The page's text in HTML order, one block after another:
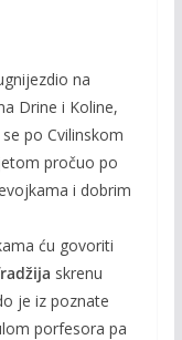
na
Drine i Koline,
po Cvilinskom
pročuo po
i dobrim
ću govoriti
skrenu
je iz poznate
porfesora pa